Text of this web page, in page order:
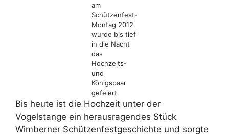
am
Schützenfest-
Montag 2012
wurde bis tief
in die Nacht
das
Hochzeits-
und
Königspaar
gefeiert.
Bis heute ist die Hochzeit unter der
Vogelstange ein herausragendes Stück
Wimberner Schützenfestgeschichte und sorgte